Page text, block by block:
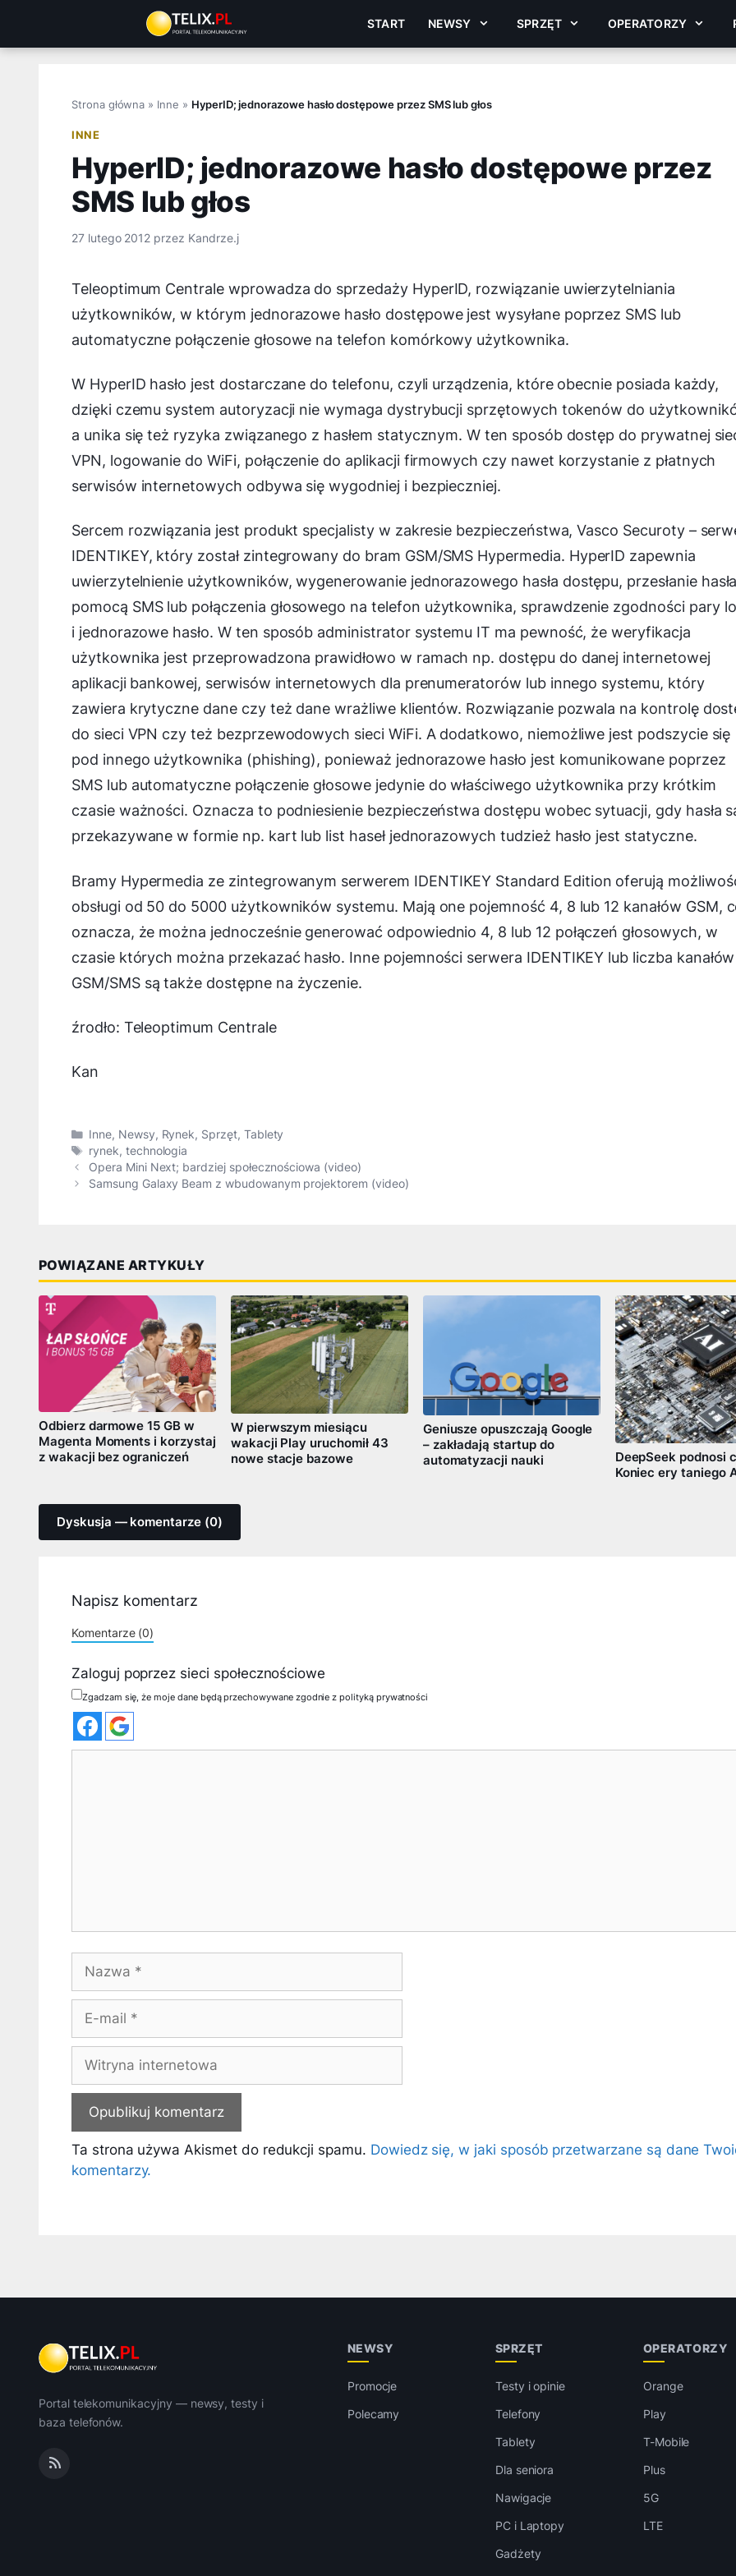
treści
START NEWSY SPRZĘT OPERATORZY
Strona główna » Inne » HyperID; jednorazowe hasło dostępowe przez SMS lub głos
INNE
HyperID; jednorazowe hasło dostępowe przez
SMS lub głos
27 lutego 2012 przez Kandrze.j
Teleoptimum Centrale wprowadza do sprzedaży HyperID, rozwiązanie uwierzytelniania
użytkowników, w którym jednorazowe hasło dostępowe jest wysyłane poprzez SMS lub
automatyczne połączenie głosowe na telefon komórkowy użytkownika.
W HyperID hasło jest dostarczane do telefonu, czyli urządzenia, które obecnie posiada każdy,
dzięki czemu system autoryzacji nie wymaga dystrybucji sprzętowych tokenów do
a unika się też ryzyka związanego z hasłem statycznym. W ten sposób dostęp do prywatnej
VPN, logowanie do WiFi, połączenie do aplikacji firmowych czy nawet korzystanie z płatnych
serwisów internetowych odbywa się wygodniej i bezpieczniej.
Sercem rozwiązania jest produkt specjalisty w zakresie bezpieczeństwa, Vasco Securoty –
IDENTIKEY, który został zintegrowany do bram GSM/SMS Hypermedia. HyperID zapewnia
uwierzytelnienie użytkowników, wygenerowanie jednorazowego hasła dostępu, przesłanie
pomocą SMS lub połączenia głosowego na telefon użytkownika, sprawdzenie zgodności pary
i jednorazowe hasło. W ten sposób administrator systemu IT ma pewność, że weryfikacja
użytkownika jest przeprowadzona prawidłowo w ramach np. dostępu do danej internetowej
aplikacji bankowej, serwisów internetowych dla prenumeratorów lub innego systemu, który
zawiera krytyczne dane czy też dane wrażliwe klientów. Rozwiązanie pozwala na kontrolę
do sieci VPN czy też bezprzewodowych sieci WiFi. A dodatkowo, niemożliwe jest podszycie się
pod innego użytkownika (phishing), ponieważ jednorazowe hasło jest komunikowane poprzez
SMS lub automatyczne połączenie głosowe jedynie do właściwego użytkownika przy krótkim
czasie ważności. Oznacza to podniesienie bezpieczeństwa dostępu wobec sytuacji, gdy hasła
przekazywane w formie np. kart lub list haseł jednorazowych tudzież hasło jest statyczne.
Bramy Hypermedia ze zintegrowanym serwerem IDENTIKEY Standard Edition oferują
obsługi od 50 do 5000 użytkowników systemu. Mają one pojemność 4, 8 lub 12 kanałów GSM,
oznacza, że można jednocześnie generować odpowiednio 4, 8 lub 12 połączeń głosowych, w
czasie których można przekazać hasło. Inne pojemności serwera IDENTIKEY lub liczba kanałów
GSM/SMS są także dostępne na życzenie.
źrodło: Teleoptimum Centrale
Kan
Kategorie
Inne, Newsy, Rynek, Sprzęt, Tablety
Tagi
rynek, technologia
Opera Mini Next; bardziej społecznościowa (video)
Samsung Galaxy Beam z wbudowanym projektorem (video)
POWIĄZANE ARTYKUŁY
Odbierz darmowe 15 GB w
Magenta Moments i korzystaj
z wakacji bez ograniczeń
W pierwszym miesiącu
wakacji Play uruchomił 43
nowe stacje bazowe
Geniusze opuszczają Google
– zakładają startup do
automatyzacji nauki
DeepSeek podnosi
Koniec ery taniego
Dyskusja — komentarze (0)
Napisz komentarz
Komentarze (0)
Zaloguj poprzez sieci społecznościowe
Zgadzam się, że moje dane będą przechowywane zgodnie z polityką prywatności
Nazwa
Witryna
internetowa
Ta strona używa Akismet do redukcji spamu. Dowiedz się, w jaki sposób przetwarzane są dane
komentarzy.
Portal telekomunikacyjny — newsy, testy i
baza telefonów.
NEWSY
Promocje
Polecamy
SPRZĘT
Testy i opinie
Telefony
Tablety
Dla seniora
Nawigacje
PC i Laptopy
Gadżety
OPERATORZY
Orange
Play
T-Mobile
Plus
5G
LTE